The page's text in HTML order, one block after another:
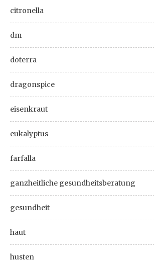
citronella
dm
doterra
dragonspice
eisenkraut
eukalyptus
farfalla
ganzheitliche gesundheitsberatung
gesundheit
haut
husten